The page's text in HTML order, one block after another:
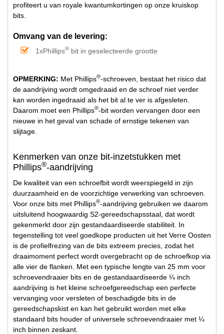
profiteert u van royale kwantumkortingen op onze kruiskop
bits.
Omvang van de levering:
1xPhillips® bit in geselecteerde grootte
OPMERKING: Met Phillips®-schroeven, bestaat het risico dat
de aandrijving wordt omgedraaid en de schroef niet verder
kan worden ingedraaid als het bit al te ver is afgesleten.
Daarom moet een Phillips®-bit worden vervangen door een
nieuwe in het geval van schade of ernstige tekenen van
slijtage.
Kenmerken van onze bit-inzetstukken met
Phillips®-aandrijving
De kwaliteit van een schroefbit wordt weerspiegeld in zijn
duurzaamheid en de voorzichtige verwerking van schroeven.
Voor onze bits met Phillips®-aandrijving gebruiken we daarom
uitsluitend hoogwaardig S2-gereedschapsstaal, dat wordt
gekenmerkt door zijn gestandaardiseerde stabiliteit. In
tegenstelling tot veel goedkope producten uit het Verre Oosten
is de profielfrezing van de bits extreem precies, zodat het
draaimoment perfect wordt overgebracht op de schroefkop via
alle vier de flanken. Met een typische lengte van 25 mm voor
schroevendraaier bits en de gestandaardiseerde ¼ inch
aandrijving is het kleine schroefgereedschap een perfecte
vervanging voor versleten of beschadigde bits in de
gereedschapskist en kan het gebruikt worden met elke
standaard bits houder of universele schroevendraaier met ¼
inch binnen zeskant.